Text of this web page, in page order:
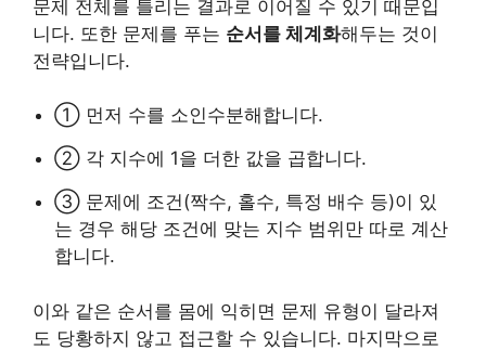
문제 전체를 틀리는 결과로 이어질 수 있기 때문입
니다. 또한 문제를 푸는 순서를 체계화해두는 것이
전략입니다.
① 먼저 수를 소인수분해합니다.
② 각 지수에 1을 더한 값을 곱합니다.
③ 문제에 조건(짝수, 홀수, 특정 배수 등)이 있
는 경우 해당 조건에 맞는 지수 범위만 따로 계산
합니다.
이와 같은 순서를 몸에 익히면 문제 유형이 달라져
도 당황하지 않고 접근할 수 있습니다. 마지막으로